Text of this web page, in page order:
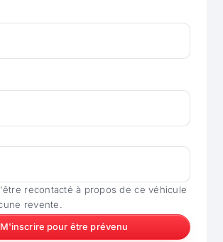
recontacté à propos de ce véhicule
revente.
M'inscrire pour être prévenu